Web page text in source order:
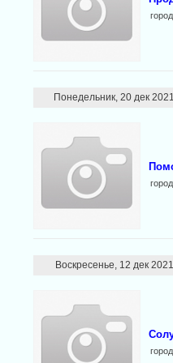
Понедельник, 20 дек 2021
Воскресенье, 12 дек 2021